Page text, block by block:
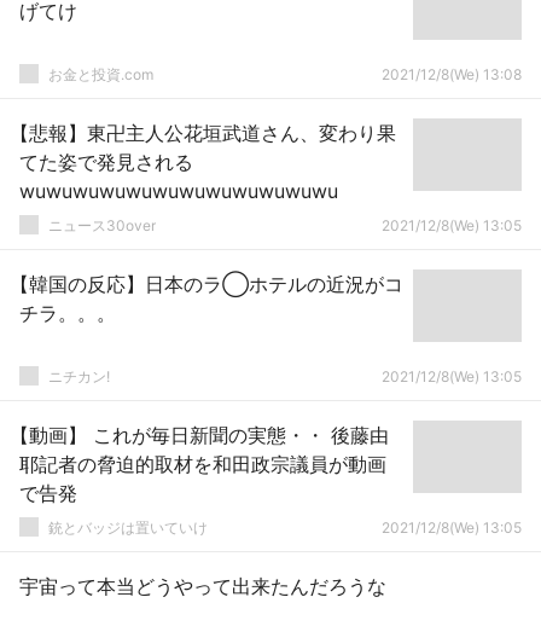
げてけ
お金と投資.com 2021/12/8(We) 13:08
【悲報】東卍主人公花垣武道さん、変わり果
てた姿で発見される
wuwuwuwuwuwuwuwuwuwuwuwu
ニュース30over 2021/12/8(We) 13:05
【韓国の反応】日本のラ◯ホテルの近況がコ
チラ。。。
ニチカン! 2021/12/8(We) 13:05
【動画】 これが毎日新聞の実態・・ 後藤由
耶記者の脅迫的取材を和田政宗議員が動画
で告発
銃とバッジは置いていけ 2021/12/8(We) 13:05
宇宙って本当どうやって出来たんだろうな